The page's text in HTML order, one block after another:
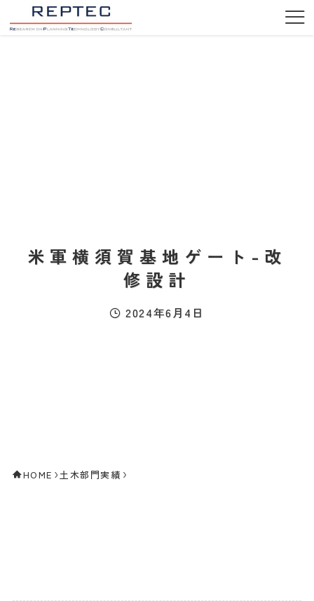
米軍横須賀基地ゲート-改
修設計
2024年6月4日
HOME 土木部門実績